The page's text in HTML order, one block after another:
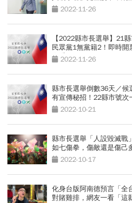
2022-11-26
【2022縣市長選舉】21
民眾黨1無黨籍2！即時
次看2022-11-26
縣市長選舉倒數36天／
有宣傳秘招！22縣市號次
2022-10-21
縣市長選舉「人設毀滅戰
如七傷拳，傷敵還是傷
2022-10-17
化身台版阿南德預言「
對賭雞排，網友一看「這